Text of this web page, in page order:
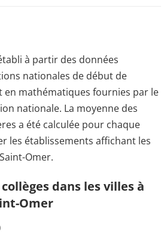
à partir des données
nationales de début de
en mathématiques fournies par le
nationale. La moyenne des
a été calculée pour chaque
les établissements affichant les
Omer.
dans les villes à
Omer